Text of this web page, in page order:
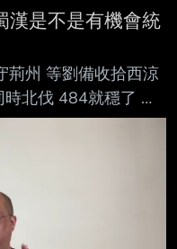
漢是不是有機會統
荊州 等劉備收拾西涼
北伐 484就穩了 卦